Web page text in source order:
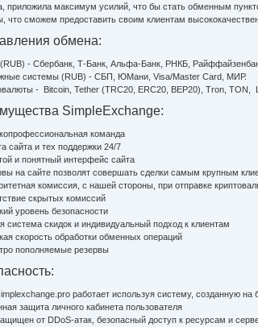
приложила максимум усилий, что бы стать обменным
что сможем предоставить своим клиентам
обмена:
- Сбербанк, Т-Банк, Альфа-Банк, РНКБ,
системы (RUB) - СБП, ЮМани, Visa/Master Сard, МИР.
- Bitcoin, Tether (TRC20, ERC20, BEP20), Tron, TON,
SimpleExchange:
команда
сайта и тех поддержки 24/7
и понятный интерфейс сайта
на сайте позволят совершать сделки самым крупным
комиссия, с нашей стороны, при отправке
скрытых комиссий
уровень безопасности
система скидок и индивидуальный подход к клиентам
скорость обработки обменных операций
пополняемые резервы
работает используя систему, созданную на
защита личного кабинета пользователя
от DDoS-атак, безопасный доступ к ресурсам и